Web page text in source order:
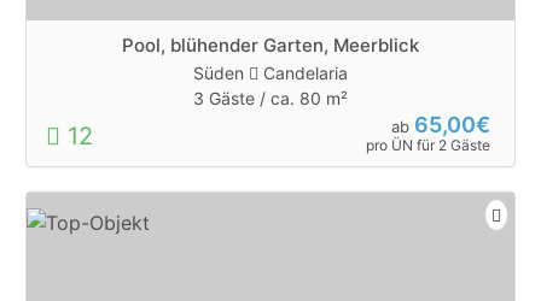
Pool, blühender Garten, Meerblick
Süden
Candelaria
3 Gäste / ca. 80 m²
12 ab 65,00€
pro ÜN für 2 Gäste